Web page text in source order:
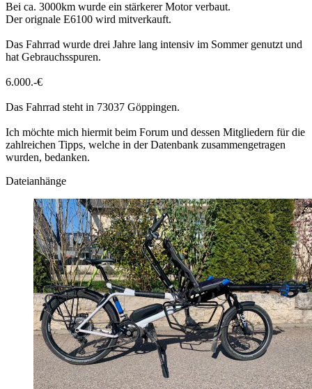
Bei ca. 3000km wurde ein stärkerer Motor verbaut.
Der orignale E6100 wird mitverkauft.
Das Fahrrad wurde drei Jahre lang intensiv im Sommer genutzt und
hat Gebrauchsspuren.
6.000.-€
Das Fahrrad steht in 73037 Göppingen.
Ich möchte mich hiermit beim Forum und dessen Mitgliedern für die
zahlreichen Tipps, welche in der Datenbank zusammengetragen
wurden, bedanken.
Dateianhänge